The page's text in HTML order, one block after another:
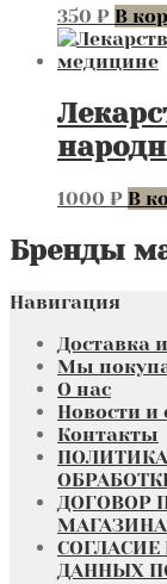
350 ₽ В
1000 ₽ В
Бренды
Навигация
Доставка
Мы
О нас
Новости и
Контакты
ДОГОВОР
ДАННЫХ